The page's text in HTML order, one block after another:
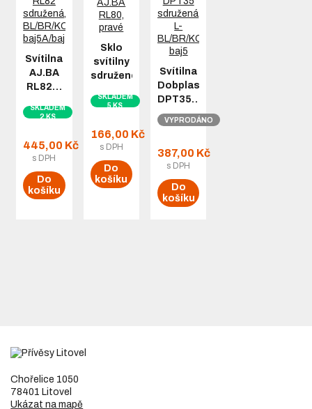
Svítilna
AJ.BA
RL82…
SKLADEM
2 KS
445,00 Kč
s DPH
Do
košíku
Sklo
svítilny
sdružené…
SKLADEM
5 KS
166,00 Kč
s DPH
Do
košíku
Svítilna
Dobplast
DPT35…
VYPRODÁNO
387,00 Kč
s DPH
Do
košíku
Chořelice 1050
78401 Litovel
Ukázat na mapě